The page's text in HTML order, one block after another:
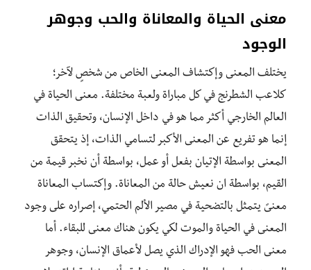
معنى الحياة والمعاناة والحب وجوهر
الوجود
يختلف المعنى وإكتشاف المعنى الخاص من شخصٍ لآخر؛
كلاعب الشطرنج في كل مباراة ولعبة مختلفة. معنى الحياة في
العالم الخارجي أكثر مما هو في داخل الإنسان، وتحقيق الذات
إنما هو تفريع عن المعنى الأكبر لتسامي الذات، إذ يتحقق
المعنى بواسطة الإتيان بفعل أو عمل، بواسطة أن نخبر قيمة من
القيم، بواسطة ان نعيش حالة من المعاناة. وإكتساب المعاناة
معنىً يتمثل بالتضحية في مصير الألم الحتمي، إصراره على وجود
المعنى في الحياة والموت لكي يكون هناك معنى للبقاء. أما
معنى الحب فهو الإدراك الذي يصل لأعماق الإنسان، وجوهر